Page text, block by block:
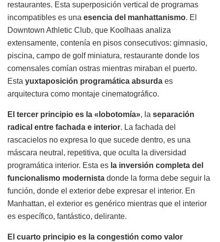
restaurantes. Esta superposición vertical de programas
incompatibles es una esencia del manhattanismo. El
Downtown Athletic Club, que Koolhaas analiza
extensamente, contenía en pisos consecutivos: gimnasio,
piscina, campo de golf miniatura, restaurante donde los
comensales comían ostras mientras miraban el puerto.
Esta yuxtaposición programática absurda es
arquitectura como montaje cinematográfico.
El tercer principio es la «lobotomía», la separación
radical entre fachada e interior. La fachada del
rascacielos no expresa lo que sucede dentro, es una
máscara neutral, repetitiva, que oculta la diversidad
programática interior. Esta es la inversión completa del
funcionalismo modernista donde la forma debe seguir la
función, donde el exterior debe expresar el interior. En
Manhattan, el exterior es genérico mientras que el interior
es específico, fantástico, delirante.
El cuarto principio es la congestión como valor